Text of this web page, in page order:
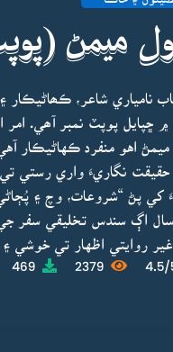
ميمڻ
نامياري شاعر،
اهو منفرد ڪهاڻيڪار
حقيقت نگاريءَ واري رستي
کي پڻ “شروعات، وچ ۽
اڳ سندس تخليقي سفر جي
روايتي اظهار تي خوشي
4.5/
2379
469